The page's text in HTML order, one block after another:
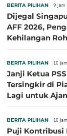
BERITA PILIHAN 9 jam
Dijegal
AFF 2026,
Kehilangan
BERITA PILIHAN 10
Janji Ketua
Tersingkir di
Lagi untuk
BERITA PILIHAN 10
Puji Kontribusi